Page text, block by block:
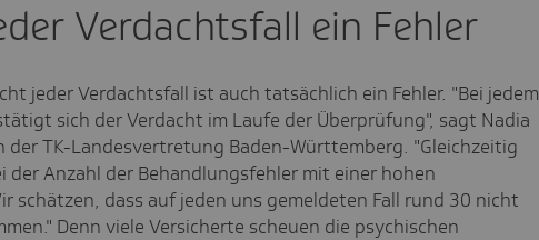
Verdachtsfall ein Fehler
jeder Verdachtsfall ist auch tatsächlich ein Fehler. "Bei jedem
sich der Verdacht im Laufe der Überprüfung", sagt Nadia
der TK-Landesvertretung Baden-Württemberg. "Gleichzeitig
der Anzahl der Behandlungsfehler mit einer hohen
schätzen, dass auf jeden uns gemeldeten Fall rund 30 nicht
Denn viele Versicherte scheuen die psychischen